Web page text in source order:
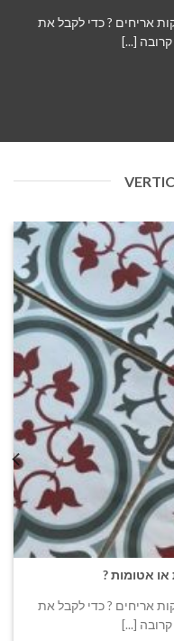
אריחים ? כדי לקבל את
[...]
אטומות ?
אריחים ? כדי לקבל את
[...]